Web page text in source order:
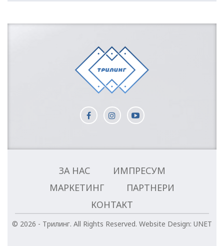
ЗА НАС
ИМПРЕСУМ
МАРКЕТИНГ
ПАРТНЕРИ
КОНТАКТ
© 2026 - Трилинг. All Rights Reserved. Website Design: UNET